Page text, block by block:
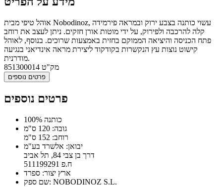
אוהל טיפי מבית Nobodinoz, עשוי כותנה בצבע ירוק ובמראה פירמידה
קלה להרכבה ולפירוק, על ידי מוטות אורן חזקים. ניתן לעצב את רוחב
פתח הכניסה והיציאה הממוקם בחזית באמצעות שרוכים. בנוסף, לאוהל
קישוט נוצות עץ הנקשרות בקודקוד ליצירת מראה אינדיאני בנגיעה
מודרנית.
מק"ט 851300014
פרטים נוספים
פרטים נוספים
100% כותנה
גובה: 120 ס"מ
רוחב: 152 ס"מ
יבואן: אלשרד בע"מ
דרך בן צבי 84, תל אביב
ח.פ 511199291
ארץ יצור: ספרד
שם ספק: NOBODINOZ S.L.